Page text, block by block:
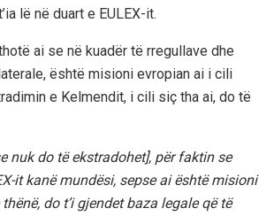
lë në duart e EULEX-it.
ai se në kuadër të rregullave dhe
është misioni evropian ai i cili
e Kelmendit, i cili siç tha ai, do të
nuk do të ekstradohet], për faktin se
it kanë mundësi, sepse ai është misioni
do t’i gjendet baza legale që të